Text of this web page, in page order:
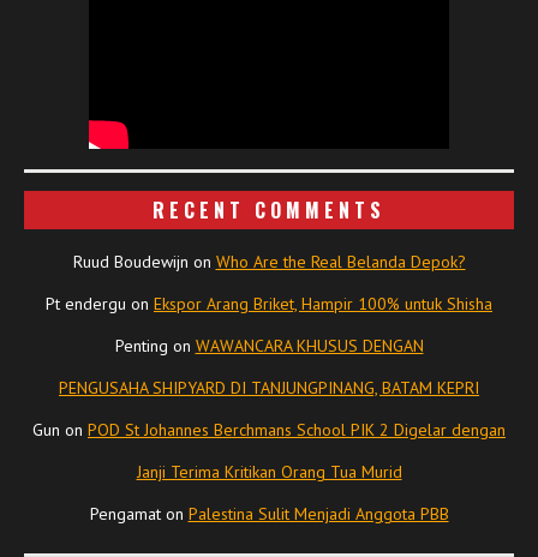
RECENT COMMENTS
Ruud Boudewijn on Who Are the Real Belanda Depok?
Pt endergu on Ekspor Arang Briket, Hampir 100% untuk Shisha
Penting on WAWANCARA KHUSUS DENGAN
PENGUSAHA SHIPYARD DI TANJUNGPINANG, BATAM KEPRI
Gun on POD St Johannes Berchmans School PIK 2 Digelar dengan
Janji Terima Kritikan Orang Tua Murid
Pengamaton Palestina Sulit Menjadi Anggota PBB